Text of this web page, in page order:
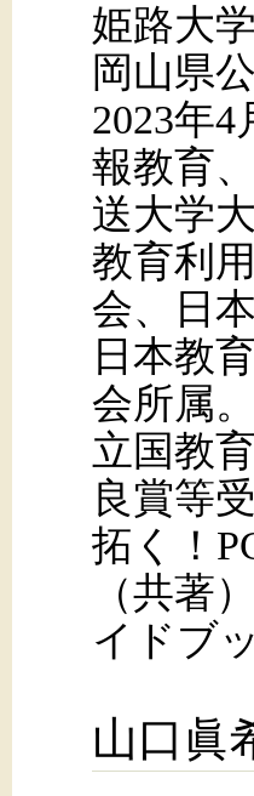
姫路大
岡山県
2023年
報教育
送大学
教育利
会、日
日本教
会所属
立国教
良賞等
拓く！
（共著
イドブ
山口眞